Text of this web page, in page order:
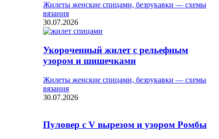
Жилеты женские спицами, безрукавки — схемы
вязания
30.07.2026
Укороченный жилет с рельефным
узором и шишечками
Жилеты женские спицами, безрукавки — схемы
вязания
30.07.2026
Пуловер с V вырезом и узором Ромбы